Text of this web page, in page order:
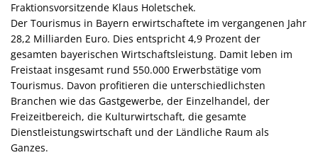
Fraktionsvorsitzende Klaus Holetschek.
Der Tourismus in Bayern erwirtschaftete im vergangenen Jahr
28,2 Milliarden Euro. Dies entspricht 4,9 Prozent der
gesamten bayerischen Wirtschaftsleistung. Damit leben im
Freistaat insgesamt rund 550.000 Erwerbstätige vom
Tourismus. Davon profitieren die unterschiedlichsten
Branchen wie das Gastgewerbe, der Einzelhandel, der
Freizeitbereich, die Kulturwirtschaft, die gesamte
Dienstleistungswirtschaft und der Ländliche Raum als
Ganzes.